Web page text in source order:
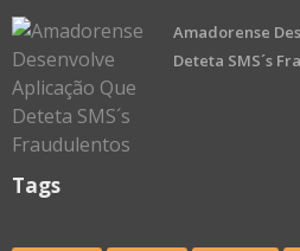
Amadorense
Deteta SMS´s
Tags